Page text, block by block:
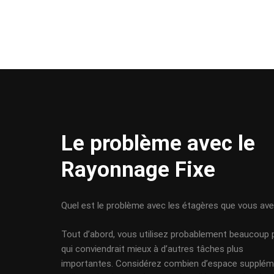
Le problème avec le
Rayonnage Fixe
Quel est le problème avec les étagères que vous
Tout d’abord, vous utilisez probablement beaucoup
qui conviendrait mieux à d’autres tâches plus
importantes. Considérez combien d’espace